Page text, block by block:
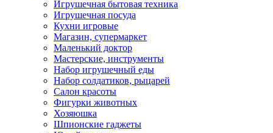
Игрушечная бытовая техника
Игрушечная посуда
Кухни игровые
Магазин, супермаркет
Маленький доктор
Мастерские, инструменты
Набор игрушечный еды
Набор солдатиков, рыцарей
Салон красоты
Фигурки животных
Хозяюшка
Шпионские гаджеты